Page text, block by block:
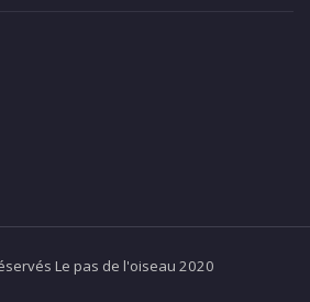
Le pas de l'oiseau 2020